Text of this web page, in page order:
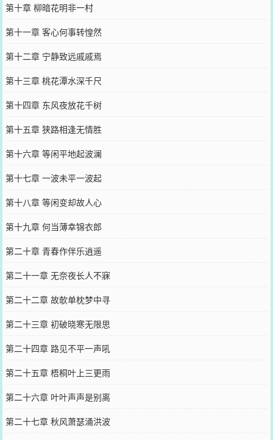
第十章 柳暗花明非一村
第十一章 客心何事转惶然
第十二章 宁静致远戚戚焉
第十三章 桃花潭水深千尺
第十四章 东风夜放花千树
第十五章 狭路相逢无情胜
第十六章 等闲平地起波澜
第十七章 一波未平一波起
第十八章 等闲变却故人心
第十九章 何当薄幸锦衣郎
第二十章 青春作伴乐逍遥
第二十一章 无奈夜长人不寐
第二十二章 故欹单枕梦中寻
第二十三章 初破晓寒无限思
第二十四章 路见不平一声吼
第二十五章 梧桐叶上三更雨
第二十六章 叶叶声声是别离
第二十七章 秋风萧瑟涌洪波